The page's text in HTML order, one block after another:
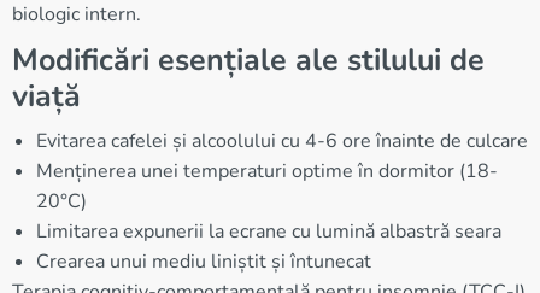
biologic intern.
Modificări esențiale ale stilului de
viață
Evitarea cafelei și alcoolului cu 4-6 ore înainte de culcare
Menținerea unei temperaturi optime în dormitor (18-
20°C)
Limitarea expunerii la ecrane cu lumină albastră seara
Crearea unui mediu liniștit și întunecat